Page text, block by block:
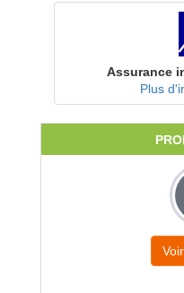
Assurance
Plus